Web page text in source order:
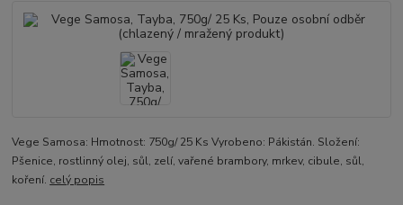
Vege Samosa: Hmotnost: 750g/ 25 Ks Vyrobeno: Pákistán. Složení:
Pšenice, rostlinný olej, sůl, zelí, vařené brambory, mrkev, cibule, sůl,
koření. celý popis